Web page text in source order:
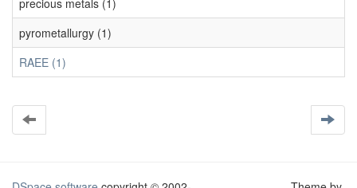
precious metals (1)
pyrometallurgy (1)
RAEE (1)